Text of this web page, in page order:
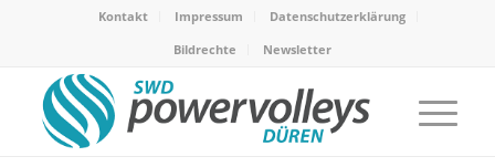
Kontakt Impressum
Datenschutzerklärung
Bildrechte
Newsletter